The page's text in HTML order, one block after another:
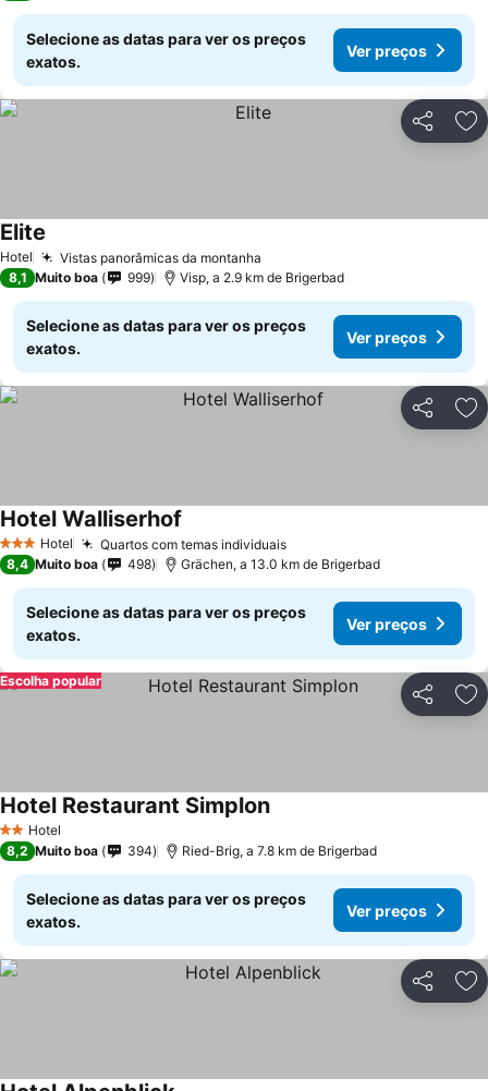
Selecione as datas para ver os preços
exatos.
Ver preços
Partilhar
Hotel Vistas panorâmicas da montanha
Elite
8,1 Muito boa 999 Visp, a 2.9 km de Brigerbad
Selecione as datas para ver os preços
exatos.
Ver preços
Partilhar
3 EstrelasHotel Quartos com temas individuaisVer preços
Hotel Walliserhof
8,4 Muito boa 498 Grächen, a 13.0 km de Brigerbad
Selecione as datas para ver os preços
exatos.
Ver preços
Partilhar
Escolha popular
2 Estrelas
Hotel
Hotel Restaurant SimplonVer preços
8,2 Muito boa 394 Ried-Brig, a 7.8 km de Brigerbad
Selecione as datas para ver os preços
exatos.
Ver preços
Partilhar